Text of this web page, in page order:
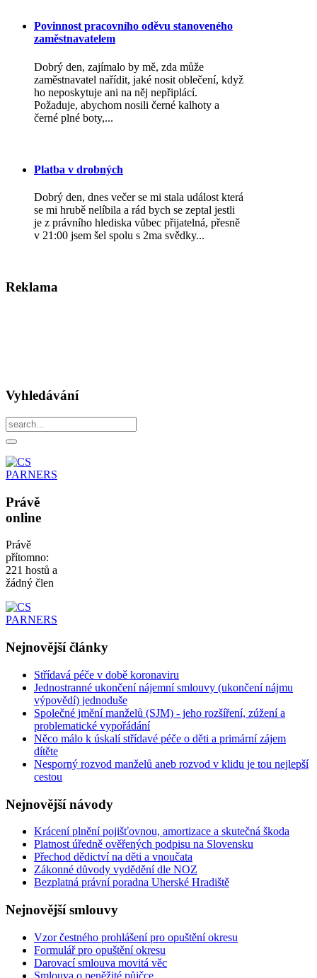
Povinnost pracovního oděvu stanoveného
zaměstnavatelem
Dobrý den, zajímalo by mě, zda může
zaměstnavatel nařídit, jaké nosit oblečení, když
ho neposkytuje ani na něj nepřiplácí.
Požaduje, abychom nosili černé kalhoty a
černé plné boty,...
Platba v drobných
Dobrý den, dnes večer se mi stala událost která
se mi hrubě nelíbila a rád bych se zeptal jestli
je z právního hlediska vůbec přijatelná, přesně
v 21:00 jsem šel spolu s 2ma svědky...
Reklama
Vyhledávání
Právě
online
Právě
přítomno:
221 hostů a
žádný člen
Nejnovějšíčlánky
Střídavá péče v době koronaviru
Jednostranné ukončení nájemní smlouvy (ukončení nájmu
výpovědí) jednoduše
Společné jmění manželů (SJM) - jeho rozšíření, zúžení a
problematické vypořádání
Něco málo k úskalí střídavé péče o děti a primární zájem
dítěte
Nesporný rozvod manželů aneb rozvod v klidu je tou nejlepší
cestou
Nejnovějšínávody
Krácení plnění pojišťovnou, amortizace a skutečná škoda
Platnost úředně ověřených podpisu na Slovensku
Přechod dědictví na děti a vnoučata
Zákonné důvody vydědění dle NOZ
Bezplatná právní poradna Uherské Hradiště
Nejnovějšísmlouvy
Vzor čestného prohlášení pro opuštění okresu
Formulář pro opuštění okresu
Darovací smlouva movitá věc
Smlouva o peněžité půjčce